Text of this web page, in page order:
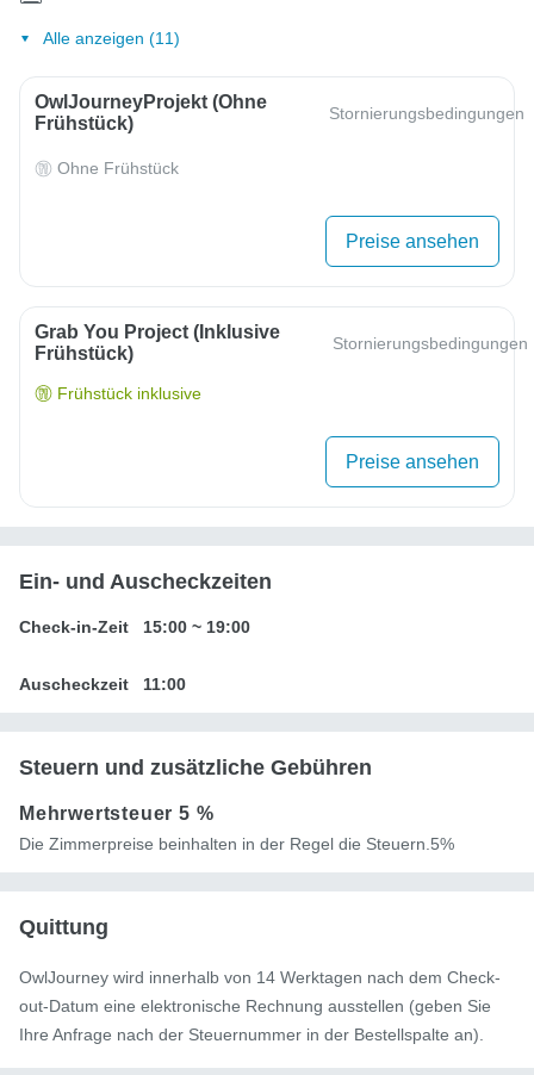
Alle anzeigen (11)
OwlJourneyProjekt (ohne
Frühstück)
Stornierungsbedingungen
Ohne Frühstück
Preise ansehen
Grab You Project (inklusive
Frühstück)
Stornierungsbedingungen
Frühstück inklusive
Preise ansehen
Ein- und Auscheckzeiten
Check-in-Zeit 15:00 ~ 19:00
Auscheckzeit 11:00
Steuern und zusätzliche Gebühren
Mehrwertsteuer5 %
Die Zimmerpreise beinhalten in der Regel die Steuern.5%
Quittung
OwlJourney wird innerhalb von 14 Werktagen nach dem Check-
out-Datum eine elektronische Rechnung ausstellen (geben Sie
Ihre Anfrage nach der Steuernummer in der Bestellspalte an).